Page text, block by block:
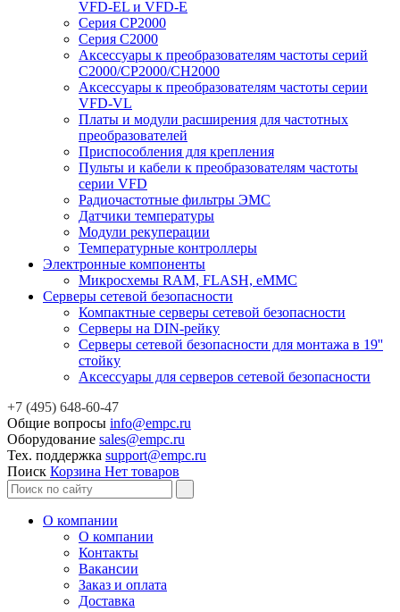
VFD-EL и VFD-E
Серия CP2000
Серия C2000
Аксессуары к преобразователям частоты серий
С2000/CP2000/CH2000
Аксессуары к преобразователям частоты серии
VFD-VL
Платы и модули расширения для частотных
преобразователей
Приспособления для крепления
Пульты и кабели к преобразователям частоты
серии VFD
Радиочастотные фильтры ЭМС
Датчики температуры
Модули рекуперации
Температурные контроллеры
Электронные компоненты
Микросхемы RAM, FLASH, eMMC
Серверы сетевой безопасности
Компактные серверы сетевой безопасности
Серверы на DIN-рейку
Серверы сетевой безопасности для монтажа в 19''
стойку
Аксессуары для серверов сетевой безопасности
+7 (495) 648-60-47
Общие вопросы info@empc.ru
Оборудование sales@empc.ru
Тех. поддержка support@empc.ru
Поиск Корзина Нет товаров
О компании
О компании
Контакты
Вакансии
Заказ и оплата
Доставка